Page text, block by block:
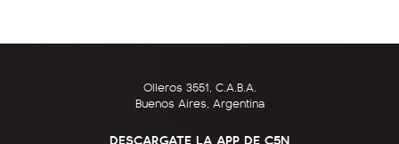
Olleros 3551, C.A.B.A.
Buenos Aires, Argentina
DESCARGATE LA APP DE C5N